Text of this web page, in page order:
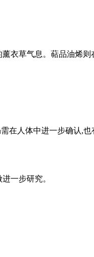
薰衣草气息。萜品油烯
在人体中进一步确认,
一步研究。